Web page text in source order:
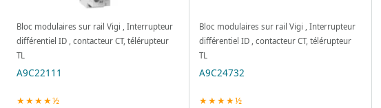
Bloc modulaires sur rail Vigi , Interrupteur
différentiel ID , contacteur CT, télérupteur
TL
A9C22111
★★★★½
Bloc modulaires sur rail Vigi , Interrupteur
différentiel ID , contacteur CT, télérupteur
TL
A9C24732
★★★★½